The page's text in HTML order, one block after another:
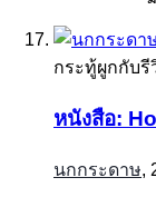
กระทู้ผูกกับรี
หนังสือ:
นกกระดาษ,